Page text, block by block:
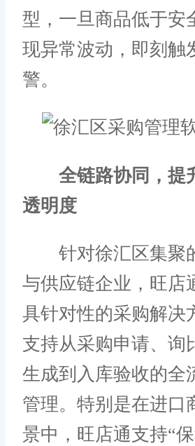
型，一旦商品低于安
现异常波动，即刻触
警。
全链路协同，提
透明度
针对徐汇区集聚
与供应链企业，旺店
具针对性的采购解决
支持从采购申请、询
生成到入库验收的全
管理。特别是在进口
景中，旺店通支持“